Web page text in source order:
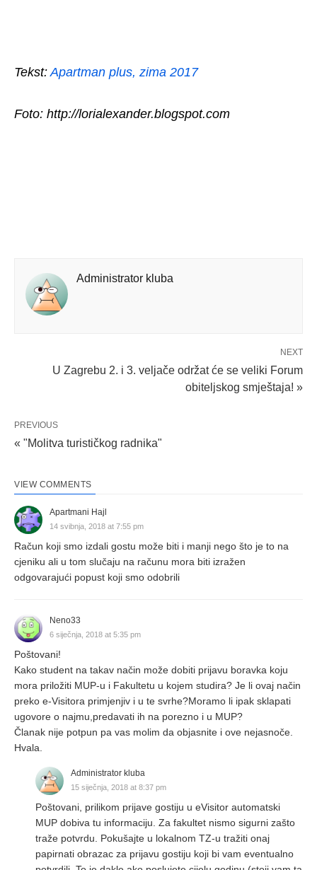
Tekst:Apartman plus, zima 2017
Foto: http://lorialexander.blogspot.com
Administrator kluba
NEXT
U Zagrebu 2. i 3. veljače održat će se veliki Forum
obiteljskog smještaja! »
PREVIOUS
« "Molitva turističkog radnika"
VIEW COMMENTS
Apartmani Hajl
14 svibnja, 2018 at 7:55 pm
Račun koji smo izdali gostu može biti i manji nego što je to na
cjeniku ali u tom slučaju na računu mora biti izražen
odgovarajući popust koji smo odobrili
Neno33
6 siječnja, 2018 at 5:35 pm
Poštovani!
Kako student na takav način može dobiti prijavu boravka koju
mora priložiti MUP-u i Fakultetu u kojem studira? Je li ovaj način
preko e-Visitora primjenjiv i u te svrhe?Moramo li ipak sklapati
ugovore o najmu,predavati ih na porezno i u MUP?
Članak nije potpun pa vas molim da objasnite i ove nejasnoče.
Hvala.
Administrator kluba
15 siječnja, 2018 at 8:37 pm
Poštovani, prilikom prijave gostiju u eVisitor automatski
MUP dobiva tu informaciju. Za fakultet nismo sigurni zašto
traže potvrdu. Pokušajte u lokalnom TZ-u tražiti onaj
papirnati obrazac za prijavu gostiju koji bi vam eventualno